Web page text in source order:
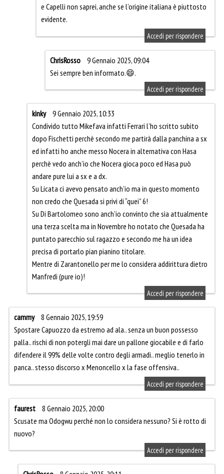
e Capelli non saprei, anche se l’origine italiana è piuttosto
evidente.
Accedi per rispondere
ChrisRosso
9 Gennaio 2025, 09:04
Sei sempre ben informato.😄.
Accedi per rispondere
kinky
9 Gennaio 2025, 10:33
Condivido tutto Mikefava infatti Ferrari l’ho scritto subito
dopo Fischetti perchè secondo me partirà dalla panchina a sx
ed infatti ho anche messo Nocera in alternativa con Hasa
perchè vedo anch’io che Nocera gioca poco ed Hasa può
andare pure lui a sx e a dx.
Su Licata ci avevo pensato anch’io ma in questo momento
non credo che Quesada si privi di “quei” 6!
Su Di Bartolomeo sono anch’io convinto che sia attualmente
una terza scelta ma in Novembre ho notato che Quesada ha
puntato parecchio sul ragazzo e secondo me ha un idea
precisa di portarlo pian pianino titolare.
Mentre di Zarantonello per me lo considera addirittura dietro
Manfredi (pure io)!
Accedi per rispondere
cammy
8 Gennaio 2025, 19:59
Spostare Capuozzo da estremo ad ala.. senza un buon possesso
palla.. rischi di non potergli mai dare un pallone giocabile e di farlo
difendere il 99% delle volte contro degli armadi.. meglio tenerlo in
panca.. stesso discorso x Menoncello x la fase offensiva..
Accedi per rispondere
faurest
8 Gennaio 2025, 20:00
Scusate ma Odogwu perché non lo considera nessuno? Si è rotto di
nuovo?
Accedi per rispondere